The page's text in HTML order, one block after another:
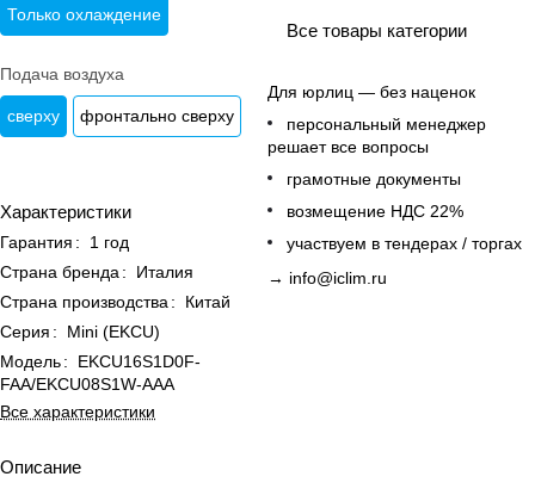
Только охлаждение
Подача воздуха
сверху фронтально сверху
Характеристики
Гарантия :
1 год
Страна бренда :
Италия
Страна производства :
Китай
Серия :
Mini (EKCU)
Модель:
EKCU16S1D0F-
FAA/EKCU08S1W-AAA
Все характеристики
Описание
Все товары категории
Для юрлиц — без наценок
персональный менеджер
решает все вопросы
грамотные документы
возмещение НДС 22%
участвуем в тендерах / торгах
→ info@iclim.ru